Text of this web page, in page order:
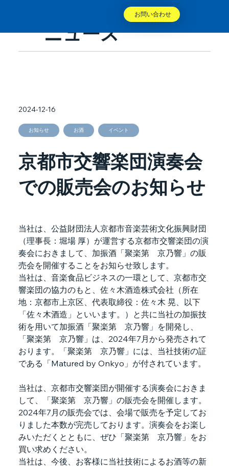
お問い合わせ
ニュース
京都市交響楽団演奏会
での販売会のお知らせ
お知らせ お酒 イベント
2024-12-16
当社は、公益財団法人京都市音楽芸術文化振興財団
（理事長：堀場 厚）が運営する京都市交響楽団の演
奏会におきまして、加振酒「聚楽第　京乃響」の販
売会を開催することをお知らせ致します。
当社は、音楽食品ビジネスの一環として、京都市交
響楽団の協力のもと、佐々木酒造株式会社（所在
地：京都市上京区、代表取締役：佐々木 晃、以下
「佐々木酒造」といいます。）と共に当社の加振技
術を用いて加振酒「聚楽第　京乃響」を開発し、
「聚楽第　京乃響」は、2024年7月から発売されて
おります。「聚楽第　京乃響」には、当社技術の証
である「Matured by Onkyo」が付されています。
当社は、京都市交響楽団が開催する演奏会におきま
して、「聚楽第　京乃響」の販売会を開催します。
2024年7月の販売会では、会場で販売を予定してお
りました本数が完売しております。演奏会をお楽し
みいただくとともに、ぜひ「聚楽第　京乃響」をお
買い求めください。
当社は、今後、お客様に当社技術によるお酒等の新